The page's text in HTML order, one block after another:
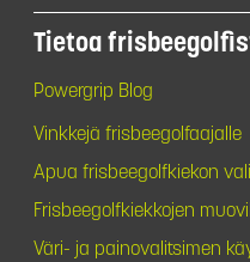
Tietoa
Powergrip Blog
Vinkkejä frisbeegolfaajalle
Apua frisbeegolfkiekon
Frisbeegolfkiekkojen
Väri- ja painovalitsimen